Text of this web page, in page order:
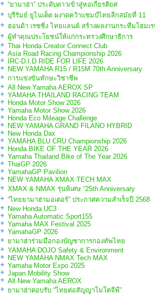
“ยามาฮ่า” ประดับดาวเข้าสู่หอเกียรติยศ
บุรีรัมย์ ยูไนเต็ด ผงาดคว้าแชมป์ไทยลีกสมัยที่ 11
ฮอนด้า เรซซิ่ง ไทยแลนด์ สร้างผลงานกระหึ่มโฮมเ
ผู้ทำคุณประโยชน์ให้แก่กระทรวงศึกษาธิการ
Thai Honda Creator Connect Club
Asia Road Racing Championship 2026
IRC-D.I.D RIDE FOR LIFE 2026
NEW YAMAHA R15 / R15M 70th Anniversary
การแข่งขันทักษะวิชาชีพ
All New Yamaha AEROX SP
YAMAHA THAILAND RACING TEAM
Honda Motor Show 2026
Yamaha Motor Show 2026
Honda Eco Mileage Challenge
NEW YAMAHA GRAND FILANO HYBRID
New Honda Dax
YAMAHA BLU CRU Championship 2026
Honda BIKE OF THE YEAR 2026
Yamaha Thailand Bike of The Year 2026
ThaiGP 2026
YamahaGP Pavilion
NEW YAMAHA XMAX TECH MAX
XMAX & NMAX รุ่นพิเศษ “25th Anniversary
“ไทยยามาฮ่ามอเตอร์” ประกาศความสำเร็จปี 2568
New Honda UC3
Yamaha Automatic Sport155
Yamaha MAX Festival 2025
YamahaGP 2026
ยามาฮ่าร่วมมือกองบัญชาการกองทัพไทย
YAMAHA DOJO Safety & Environment
NEW YAMAHA NMAX Tech MAX
Yamaha Motor Expo 2025
Japan Mobility Show
All New Yamaha AEROX
ยามาฮ่าตอบรับ “ไทยต่อสัญญาโมโตจีพี”